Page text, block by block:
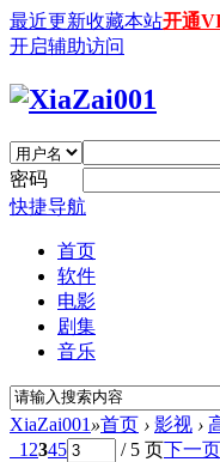
最近更新收藏本站开通
开启辅助访问
密码
快捷导航
首页
软件
电影
剧集
音乐
XiaZai001 »首页 › 影视 ›
1 2345 / 5 页下一页